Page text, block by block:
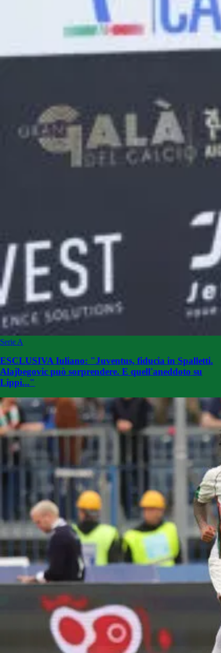
Serie A
ESCLUSIVA Iuliano: "Juventus, fiducia in Spalletti.
Alajbegovic può sorprendere. E quell'aneddoto su
Lippi..."